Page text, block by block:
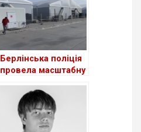
Берлінська поліція
провела масштабну
для біженців з
України